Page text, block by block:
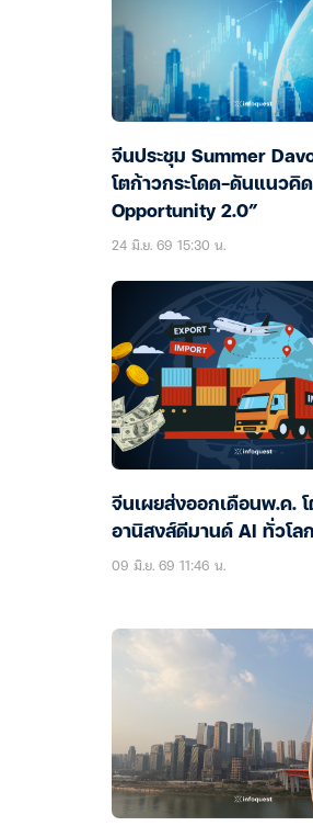
จีนประชุม Summer
โตก้าวกระโดด-ดันแนวคิ
Opportunity 2.0”
24 มิ.ย. 69 15:30 น.
จีนเผยส่งออกเดือนพ.ค. โ
อานิสงส์ดีมานด์ AI ทั่วโลก
09 มิ.ย. 69 11:46 น.